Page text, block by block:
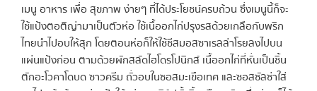
เมนู อาหาร เพื่อ สุขภาพ ง่ายๆ ที่ได้ประโยชน์ครบถ้วน ซึ่งเมนูนี้ก็จะ
ใช้แป้งตอติญ่ามาเป็นตัวห่อ ใช้เนื้ออกไก่ปรุงรสด้วยเกลือกับพริก
ไทยนำไปอบให้สุก โดยตอนห่อก็ให้ใช้ชีสมอสซาเรลล่าโรยลงไปบน
แผ่นแป้งก่อน ตามด้วยผักสลัดไฮโดรโปนิกส์ เนื้ออกไก่ที่หั่นเป็นชิ้น
ตักอะโวคาโดบด ซาวครีม ถั่วอบในซอสมะเขือเทศ และซอสซัลซ่าใส่